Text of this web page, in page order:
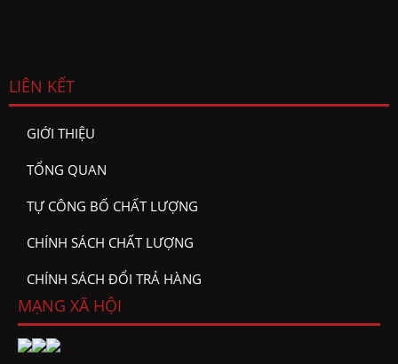
LIÊN KẾT
GIỚI THIỆU
TỔNG QUAN
TỰ CÔNG BỐ CHẤT LƯỢNG
CHÍNH SÁCH CHẤT LƯỢNG
CHÍNH SÁCH ĐỔI TRẢ HÀNG
MẠNG XÃ HỘI